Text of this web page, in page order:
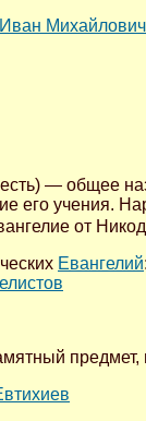
Михайлович
— общее
его учения.
от
Евангелий